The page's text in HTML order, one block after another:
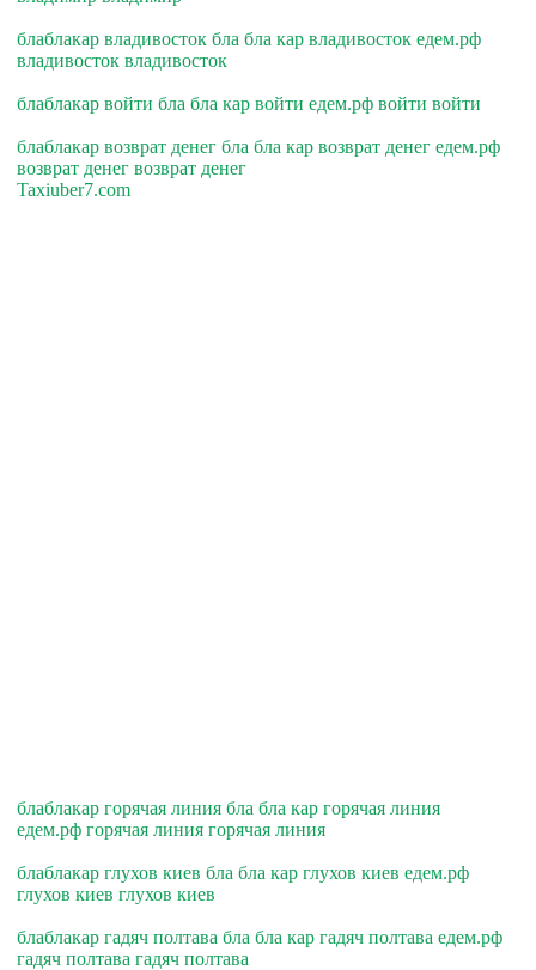
блаблакар владивосток бла бла кар владивосток едем.рф
владивосток владивосток
блаблакар войти бла бла кар войти едем.рф войти войти
блаблакар возврат денег бла бла кар возврат денег едем.рф
возврат денег возврат денег
Taxiuber7.com
блаблакар горячая линия бла бла кар горячая линия
едем.рф горячая линия горячая линия
блаблакар глухов киев бла бла кар глухов киев едем.рф
глухов киев глухов киев
блаблакар гадяч полтава бла бла кар гадяч полтава едем.рф
гадяч полтава гадяч полтава